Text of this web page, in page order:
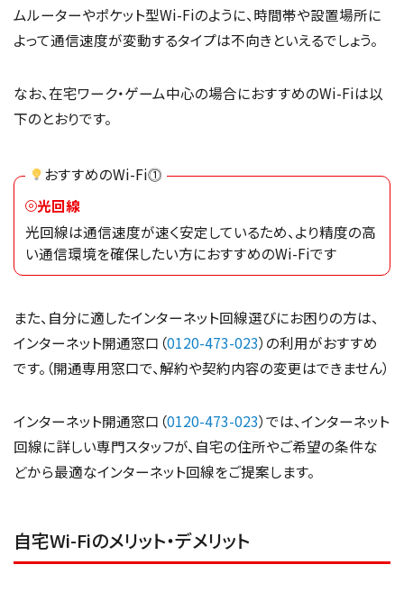
ムルーターやポケット型Wi-Fiのように、時間帯や設置場所に
よって通信速度が変動するタイプは不向きといえるでしょう。
なお、在宅ワーク・ゲーム中心の場合におすすめのWi-Fiは以
下のとおりです。
おすすめのWi-Fi⓵
光回線
光回線は通信速度が速く安定しているため、より精度の高
い通信環境を確保したい方におすすめのWi-Fiです
また、自分に適したインターネット回線選びにお困りの方は、
インターネット開通窓口（0120-473-023）の利用がおすすめ
です。（開通専用窓口で、解約や契約内容の変更はできません）
インターネット開通窓口（0120-473-023）では、インターネット
回線に詳しい専門スタッフが、自宅の住所やご希望の条件な
どから最適なインターネット回線をご提案します。
自宅Wi-Fiのメリット・デメリット